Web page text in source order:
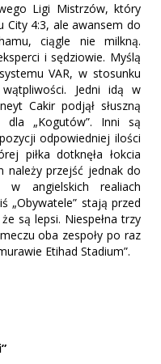
Ligi Mistrzów, który
City 4:3, ale awansem do
ciągle nie milkną.
i sędziowie. Myślą
VAR, w stosunku
Jedni idą w
Cakir podjął słuszną
dla „Kogutów”. Inni są
odpowiedniej ilości
piłka dotknęła łokcia
należy przejść jednak do
angielskich realiach
„Obywatele” stają przed
są lepsi. Niespełna trzy
oba zespoły po raz
Etihad Stadium”.